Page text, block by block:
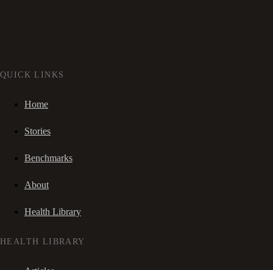
QUICK LINKS
Home
Stories
Benchmarks
About
Health Library
HEALTH LIBRARY